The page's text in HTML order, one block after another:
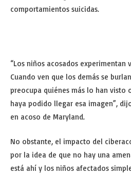
comportamientos suicidas.
“Los niños acosados experimentan
Cuando ven que los demás se
preocupa quiénes más lo han visto
haya podido llegar esa imagen”,
en acoso de Maryland.
No obstante, el impacto del
por la idea de que no hay una
está ahí y los niños afectados